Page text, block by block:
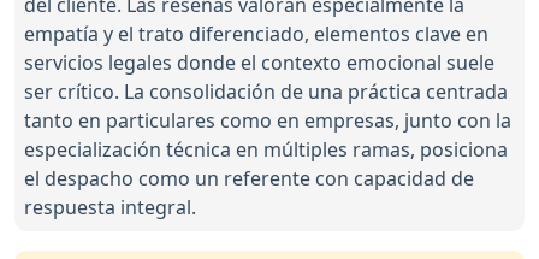
empatía y el trato diferenciado, elementos clave en
servicios legales donde el contexto emocional suele
ser crítico. La consolidación de una práctica centrada
tanto en particulares como en empresas, junto con la
especialización técnica en múltiples ramas, posiciona
el despacho como un referente con capacidad de
respuesta integral.